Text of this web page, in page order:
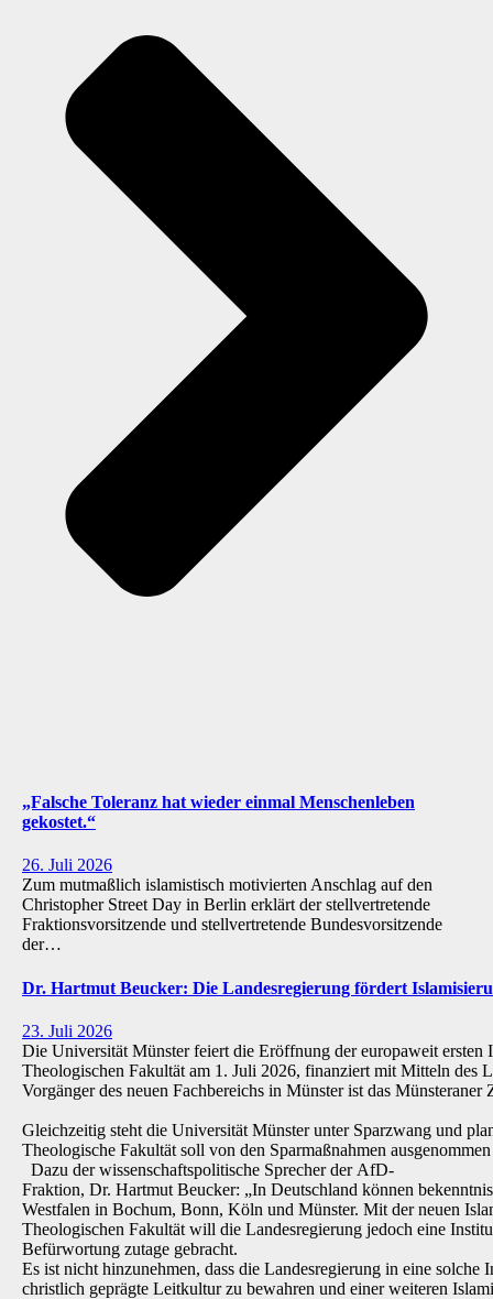
„Falsche Toleranz hat wieder einmal Menschenleben
gekostet.“
26. Juli 2026
Zum mutmaßlich islamistisch motivierten Anschlag auf den
Christopher Street Day in Berlin erklärt der stellvertretende
Fraktionsvorsitzende und stellvertretende Bundesvorsitzende
der…
Dr. Hartmut Beucker: Die Landesregierung fördert
23. Juli 2026
Die Universität Münster feiert die Eröffnung der europaweit ersten
Theologischen Fakultät am 1. Juli 2026, finanziert mit Mitteln des
Vorgänger des neuen Fachbereichs in Münster ist das
Gleichzeitig steht die Universität Münster unter Sparzwang und
Theologische Fakultät soll von den Sparmaßnahmen
Dazu der wissenschaftspolitische Sprecher der AfD-
Fraktion, Dr. Hartmut Beucker: „In Deutschland können
Westfalen in Bochum, Bonn, Köln und Münster. Mit der neuen
Theologischen Fakultät will die Landesregierung jedoch eine
Befürwortung zutage gebracht.
Es ist nicht hinzunehmen, dass die Landesregierung in eine
christlich geprägte Leitkultur zu bewahren und einer weiteren